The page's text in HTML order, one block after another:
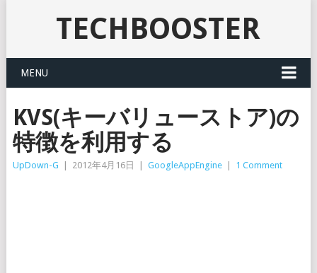
TECHBOOSTER
MENU
KVS(キーバリューストア)の
特徴を利用する
UpDown-G 2012年4月16日 GoogleAppEngine 1 Comment